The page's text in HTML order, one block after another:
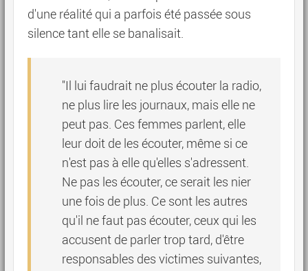
d'une réalité qui a parfois été passée sous
silence tant elle se banalisait.
"Il lui faudrait ne plus écouter la radio,
ne plus lire les journaux, mais elle ne
peut pas. Ces femmes parlent, elle
leur doit de les écouter, même si ce
n'est pas à elle qu'elles s'adressent.
Ne pas les écouter, ce serait les nier
une fois de plus. Ce sont les autres
qu'il ne faut pas écouter, ceux qui les
accusent de parler trop tard, d'être
responsables des victimes suivantes,